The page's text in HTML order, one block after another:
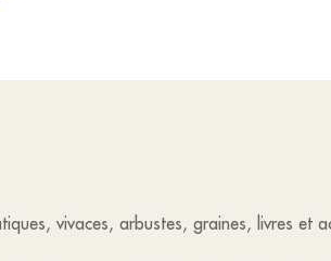
vivaces, arbustes, graines, livres et